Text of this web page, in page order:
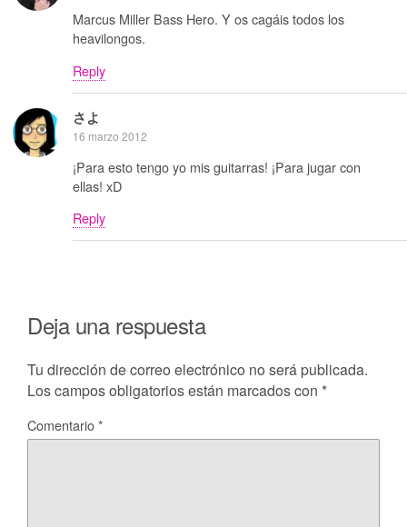
Marcus Miller Bass Hero. Y os cagáis todos los
heavilongos.
Reply
さよ
16 marzo 2012
¡Para esto tengo yo mis guitarras! ¡Para jugar con
ellas! xD
Reply
Deja una respuesta
Tu dirección de correo electrónico no será publicada.
Los campos obligatorios están marcados con *
Comentario*